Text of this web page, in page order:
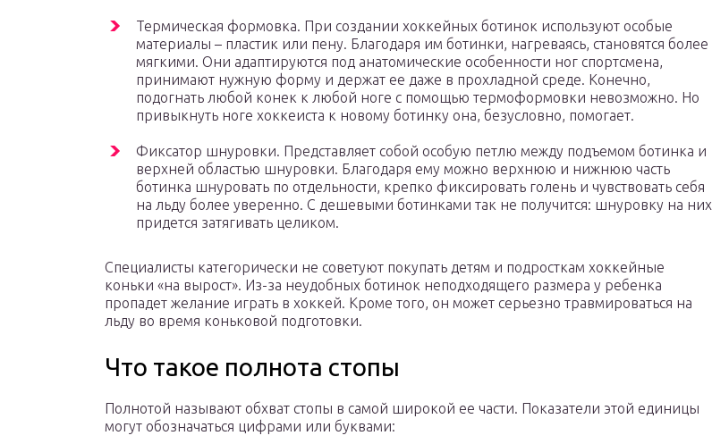
Термическая формовка. При создании хоккейных ботинок используют особые
материалы – пластик или пену. Благодаря им ботинки, нагреваясь, становятся более
мягкими. Они адаптируются под анатомические особенности ног спортсмена,
принимают нужную форму и держат ее даже в прохладной среде. Конечно,
подогнать любой конек к любой ноге с помощью термоформовки невозможно. Но
привыкнуть ноге хоккеиста к новому ботинку она, безусловно, помогает.
Фиксатор шнуровки. Представляет собой особую петлю между подъемом ботинка и
верхней областью шнуровки. Благодаря ему можно верхнюю и нижнюю часть
ботинка шнуровать по отдельности, крепко фиксировать голень и чувствовать себя
на льду более уверенно. С дешевыми ботинками так не получится: шнуровку на них
придется затягивать целиком.
Специалисты категорически не советуют покупать детям и подросткам хоккейные
коньки «на вырост». Из-за неудобных ботинок неподходящего размера у ребенка
пропадет желание играть в хоккей. Кроме того, он может серьезно травмироваться на
льду во время коньковой подготовки.
Что такое полнота стопы
Полнотой называют обхват стопы в самой широкой ее части. Показатели этой единицы
могут обозначаться цифрами или буквами: